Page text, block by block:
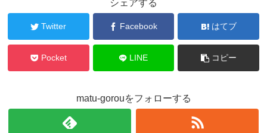
シェアする
Twitter Facebook はてブ
Pocket LINE コピー
matu-gorouをフォローする